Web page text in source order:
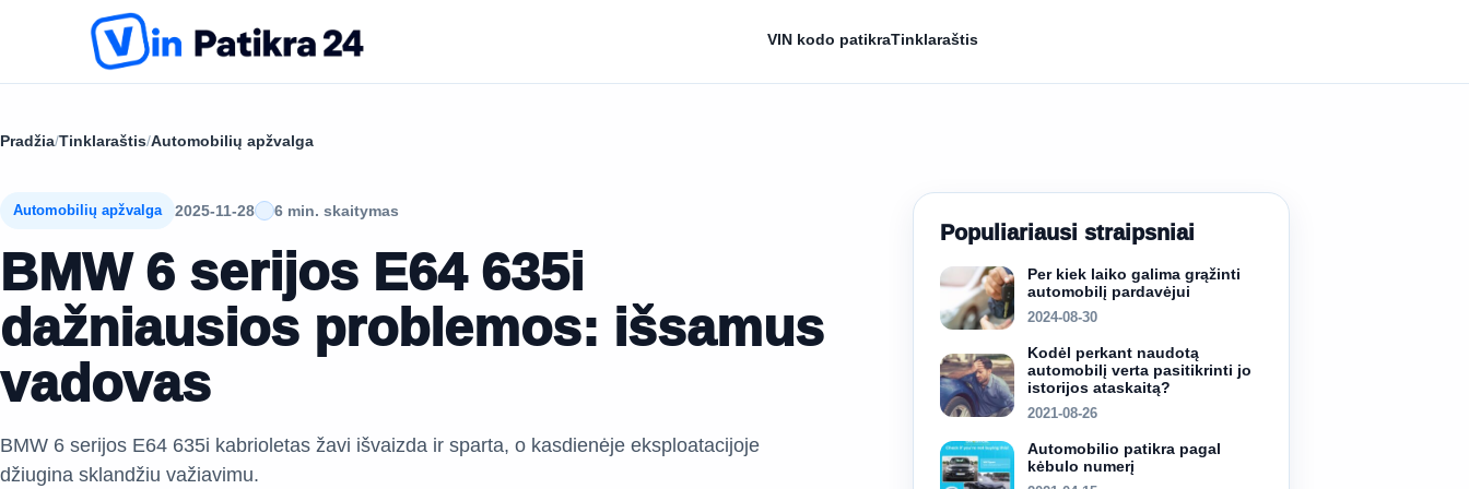
VIN kodo patikraTinklaraštis
Pradžia/Tinklaraštis/Automobilių apžvalga
Automobilių apžvalga 2025-11-28 6 min. skaitymas
BMW 6 serijos E64 635i
dažniausios problemos: išsamus
vadovas
BMW 6 serijos E64 635i kabrioletas žavi išvaizda ir sparta, o kasdienėje eksploatacijoje
džiugina sklandžiu važiavimu.
Populiariausi straipsniai
Per kiek laiko galima grąžinti
automobilį pardavėjui
2024-08-30
Kodėl perkant naudotą
automobilį verta pasitikrinti jo
istorijos ataskaitą?
2021-08-26
Automobilio patikra pagal
kėbulo numerį